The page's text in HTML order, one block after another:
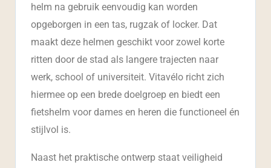
helm na gebruik eenvoudig kan worden
opgeborgen in een tas, rugzak of locker. Dat
maakt deze helmen geschikt voor zowel korte
ritten door de stad als langere trajecten naar
werk, school of universiteit. Vitavélo richt zich
hiermee op een brede doelgroep en biedt een
fietshelm voor dames en heren die functioneel én
stijlvol is.
Naast het praktische ontwerp staat veiligheid